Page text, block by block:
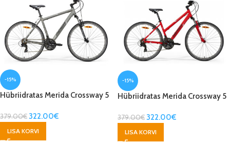
-15%
Hübriidratas Merida Crossway 5
379.00€322.00€
LISA KORVI
-15%
Hübriidratas Merida Crossway 5
379.00€322.00€
LISA KORVI